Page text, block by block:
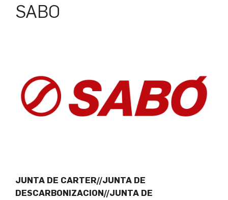
SABO
JUNTA DE CARTER//JUNTA DE
DESCARBONIZACION//JUNTA DE